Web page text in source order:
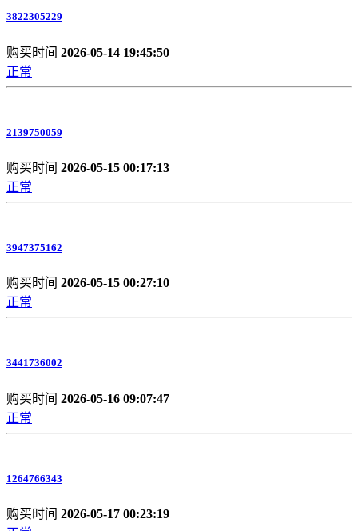
3822305229
购买时间 2026-05-14 19:45:50
正常
2139750059
购买时间 2026-05-15 00:17:13
正常
3947375162
购买时间 2026-05-15 00:27:10
正常
3441736002
购买时间 2026-05-16 09:07:47
正常
1264766343
购买时间 2026-05-17 00:23:19